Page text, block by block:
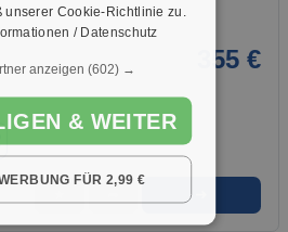
355 €
unserer Cookie-Richtlinie zu.
/ Datenschutz
anzeigen (602) →
& WEITER
FÜR 2,99 €